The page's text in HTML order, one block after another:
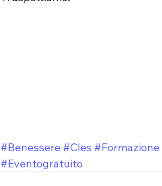
#Benessere #Cles #Formazione
#Eventogratuito